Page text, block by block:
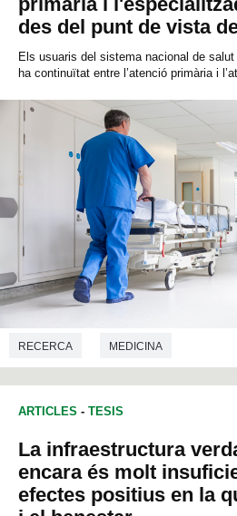
des del punt de vista
Els usuaris del sistema nacional de
ha continuïtat entre l’atenció primària i
RECERCA MEDICINA
ARTICLES - TESIS
La infraestructura
encara és molt
efectes positius en la